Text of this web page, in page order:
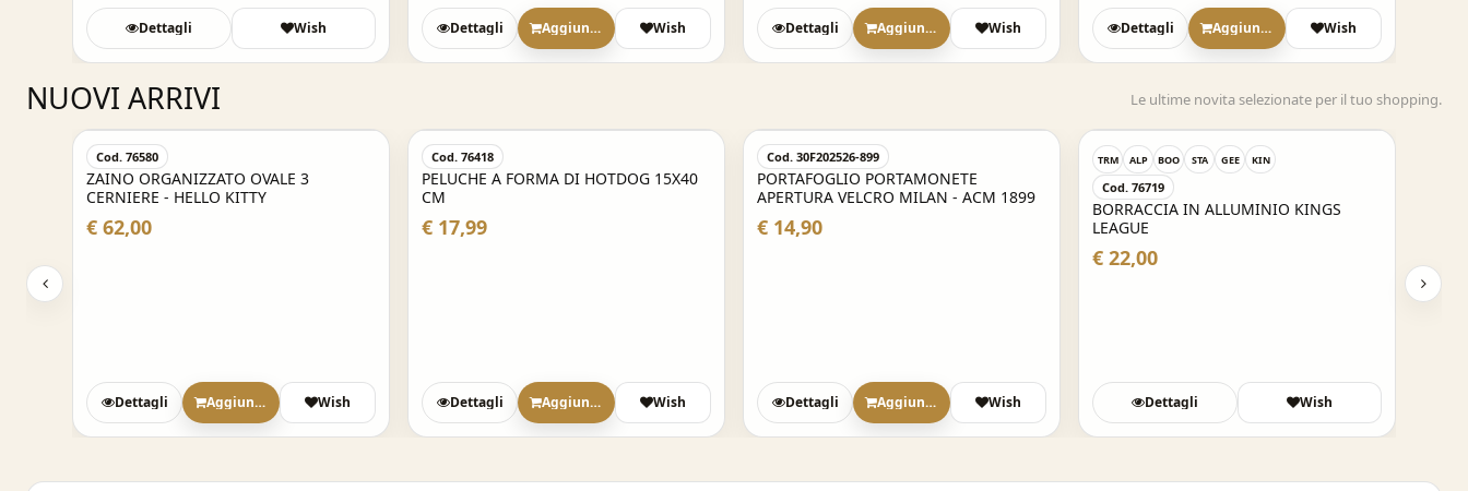
Dettagli Wish Dettagli Aggiungi Wish Dettagli Aggiungi Wish Dettagli Aggiungi Wish
NUOVI ARRIVI Le ultime novita selezionate per il tuo shopping.
Cod. 76580
ZAINO ORGANIZZATO OVALE 3
CERNIERE - HELLO KITTY
€ 62,00
Dettagli Aggiungi Wish
Cod. 76418
PELUCHE A FORMA DI HOTDOG 15X40
CM
€ 17,99
Dettagli Aggiungi Wish
Cod. 30F202526-899
PORTAFOGLIO PORTAMONETE
APERTURA VELCRO MILAN - ACM 1899
€ 14,90
Dettagli Aggiungi Wish
TRM ALP BOO STA GEE KIN
Cod. 76719
BORRACCIA IN ALLUMINIO KINGS
LEAGUE
€ 22,00
Dettagli Wish